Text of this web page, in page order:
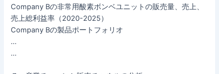
Company Bの非常用酸素ボンベユニットの販売量、売上、
売上総利益率（2020-2025）
Company Bの製品ポートフォリオ
…
…